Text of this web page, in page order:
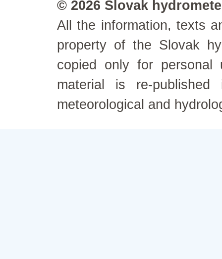
© 2026 Slovak
All the information, texts
property of the Slovak
copied only for personal
material is re-
meteorological and